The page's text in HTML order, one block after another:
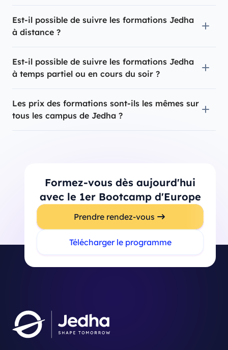
Est-il possible de suivre les formations Jedha
à distance ?
Est-il possible de suivre les formations Jedha
à temps partiel ou en cours du soir ?
Les prix des formations sont-ils les mêmes sur
tous les campus de Jedha ?
Formez-vous dès aujourd'hui
avec le 1er Bootcamp d'Europe
Prendre rendez-vous
Télécharger le programme